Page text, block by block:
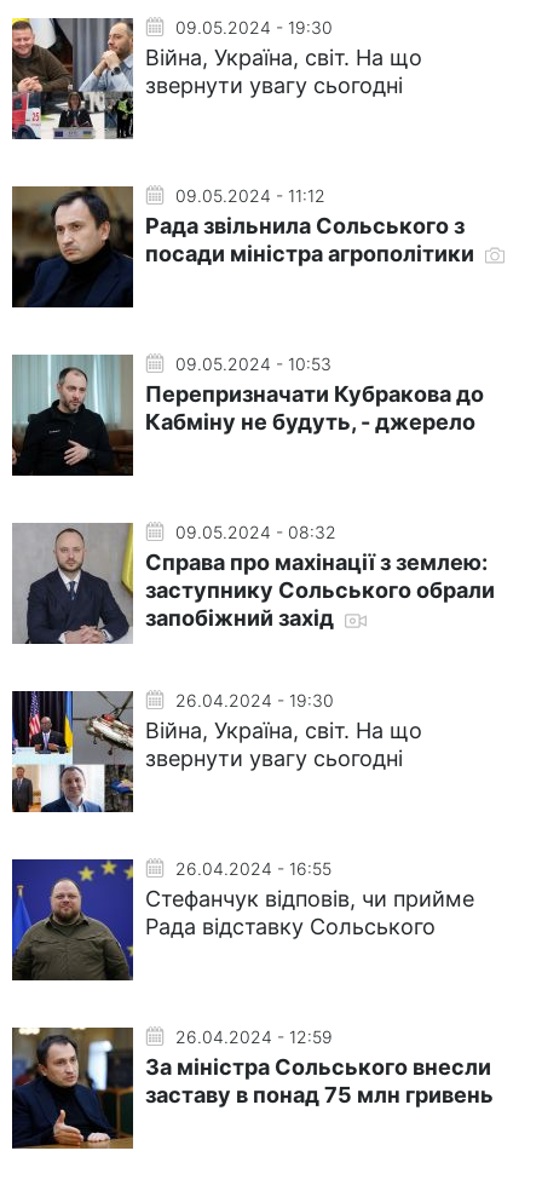
09.05.2024 - 19:30
Війна, Україна, світ. На що
звернути увагу сьогодні
09.05.2024 - 11:12
Рада звільнила Сольського з
посади міністра агрополітики
09.05.2024 - 10:53
Перепризначати Кубракова до
Кабміну не будуть, - джерело
09.05.2024 - 08:32
Справа про махінації з землею:
заступнику Сольського обрали
запобіжний захід
26.04.2024 - 19:30
Війна, Україна, світ. На що
звернути увагу сьогодні
26.04.2024 - 16:55
Стефанчук відповів, чи прийме
Рада відставку Сольського
26.04.2024 - 12:59
За міністра Сольського внесли
заставу в понад 75 млн гривень